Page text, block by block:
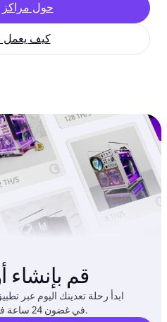
حول مراكز
كيف يعمل
قم بإنشاء
ابدأ رحلة تعدينك اليوم عبر
واحصل على أول مكافآت BTC في غضون 24 ساعة فقط.